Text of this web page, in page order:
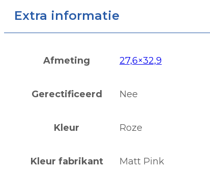
Extra informatie
Afmeting 27,6×32,9
Gerectificeerd Nee
Kleur Roze
Kleur fabrikant Matt Pink